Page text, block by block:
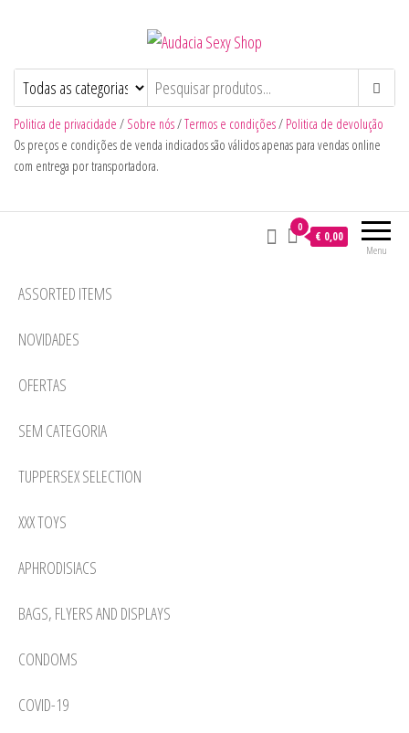
Audacia Sexy Shop
Politica de privacidade / Sobre nós/Termos e condições/ Politica de devolução
Os preços e condições de venda indicados são válidos apenas para vendas online
com entrega por transportadora.
Menu
0
€ 0,00
ASSORTED ITEMS
NOVIDADES
OFERTAS
SEM CATEGORIA
TUPPERSEX SELECTION
XXX TOYS
APHRODISIACS
BAGS, FLYERS AND DISPLAYS
CONDOMS
COVID-19